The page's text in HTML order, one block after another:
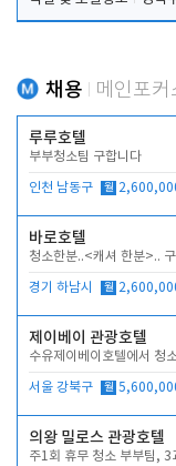
채용 메인포커
루루호텔
부부청소팀 구합니다
인천 남동구 월
바로호텔
청소한분..<캐셔 한분>..
경기 하남시 월
제이베이 관광호텔
수유제이베이호텔에서 청
서울 강북구 월
의왕 밀로스 관광호텔
주1회 휴무 청소 부부팀, 3